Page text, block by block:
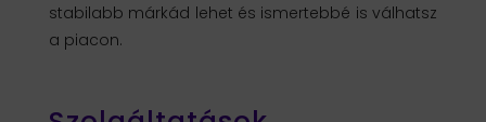
stabilabb márkád lehet és ismertebbé is válhatsz
a piacon.